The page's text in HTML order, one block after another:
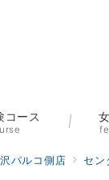
コース
パルコ側店 セン